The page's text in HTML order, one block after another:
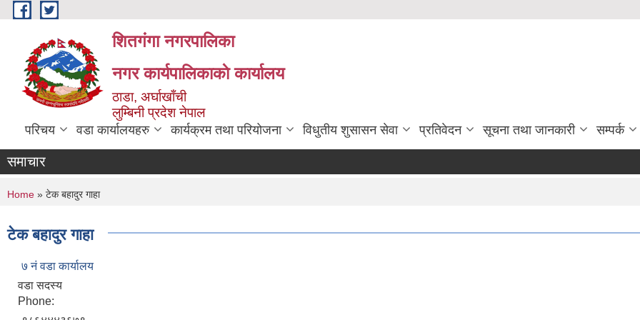
Skip to main content
शितगंगा नगरपालिका
नगर कार्यपालिकाकाे कार्यालय
ठाडा, अर्घाखाँची
लुम्बिनी प्रदेश नेपाल
परिचय वडा कार्यालयहरु कार्यक्रम तथा परियोजना विधुतीय शुसासन सेवा प्रतिवेदन सूचना तथा जानकारी सम्पर्क
समाचार
You are here
Home » टेक बहादुर गाहा
टेक बहादुर गाहा
७ नं वडा कार्यालय
वडा सदस्य
Phone: